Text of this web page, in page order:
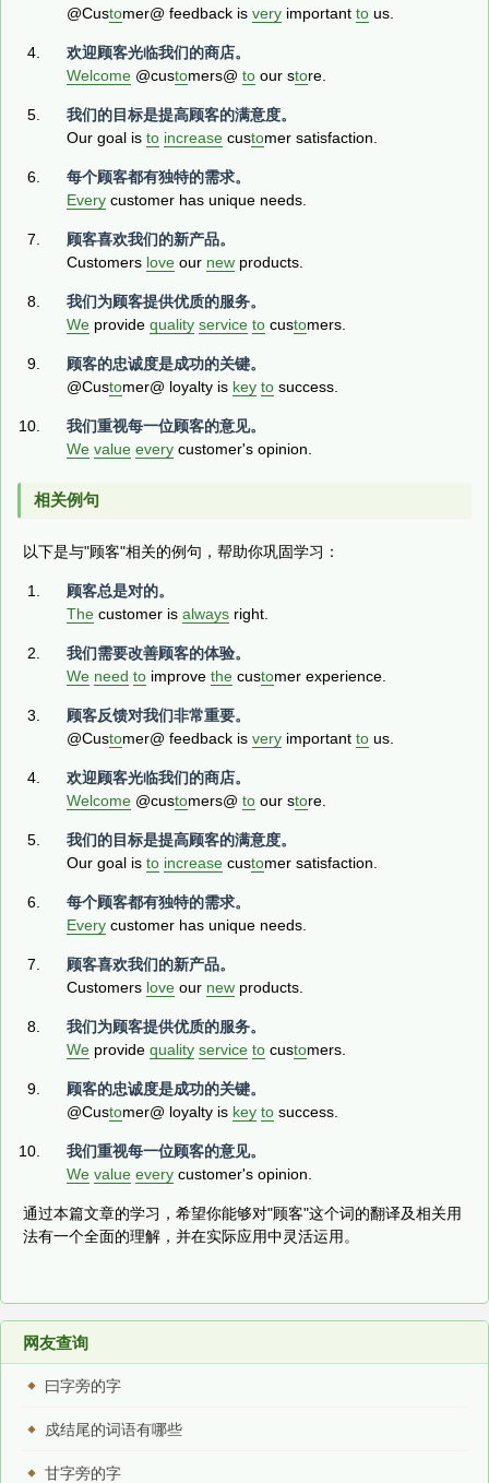
@Customer@ feedback is very important to us.
欢迎顾客光临我们的商店。
Welcome @customers@ to our store.
我们的目标是提高顾客的满意度。
Our goal is to increase customer satisfaction.
每个顾客都有独特的需求。
Every customer has unique needs.
顾客喜欢我们的新产品。
Customers love our new products.
我们为顾客提供优质的服务。
We provide quality service to customers.
顾客的忠诚度是成功的关键。
@Customer@ loyalty is key to success.
我们重视每一位顾客的意见。
We value every customer's opinion.
相关例句
以下是与"顾客"相关的例句，帮助你巩固学习：
顾客总是对的。
The customer is always right.
我们需要改善顾客的体验。
We need to improve the customer experience.
顾客反馈对我们非常重要。
@Customer@ feedback is very important to us.
欢迎顾客光临我们的商店。
Welcome @customers@ to our store.
我们的目标是提高顾客的满意度。
Our goal is to increase customer satisfaction.
每个顾客都有独特的需求。
Every customer has unique needs.
顾客喜欢我们的新产品。
Customers love our new products.
我们为顾客提供优质的服务。
We provide quality service to customers.
顾客的忠诚度是成功的关键。
@Customer@ loyalty is key to success.
我们重视每一位顾客的意见。
We value every customer's opinion.
通过本篇文章的学习，希望你能够对"顾客"这个词的翻译及相关用
法有一个全面的理解，并在实际应用中灵活运用。
网友查询
曰字旁的字
戍结尾的词语有哪些
甘字旁的字